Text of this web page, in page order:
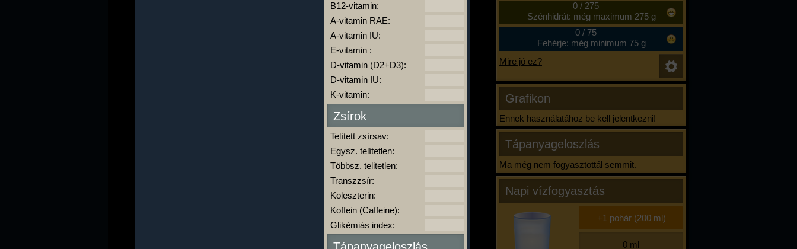
0/ 275
Szénhidrát: még maximum 275 g
0/ 75
Fehérje: még minimum 75 g
Mire jó ez?
Grafikon
Ennek használatához be kell jelentkezni!
Tápanyageloszlás
Ma még nem fogyasztottál semmit.
Napi vízfogyasztás
B12-vitamin:
A-vitamin RAE:
A-vitamin IU:
E-vitamin :
D-vitamin (D2+D3):
D-vitamin IU:
K-vitamin:
Zsírok
Telített zsírsav:
Egysz. telítetlen:
Többsz. telitetlen:
Transzzsír:
Koleszterin:
Koffein (Caffeine):
Glikémiás index: